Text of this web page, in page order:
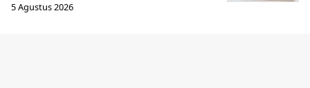
5 Agustus 2026